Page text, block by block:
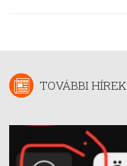
TOVÁBBI HÍREK